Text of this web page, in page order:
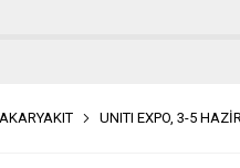
AKARYAKIT UNITI EXPO, 3-5